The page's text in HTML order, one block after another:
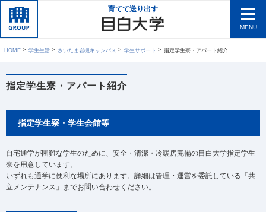
育てて送り出す
MENU
HOME 学生生活 さいたま岩槻キャンパス 学生サポート 指定学生寮・アパート紹介
指定学生寮・アパート紹介
指定学生寮・学生会館等
自宅通学が困難な学生のために、安全・清潔・冷暖房完備の目白大学指定学生
寮を用意しています。
いずれも通学に便利な場所にあります。詳細は管理・運営を委託している「共
立メンテナンス」までお問い合わせください。